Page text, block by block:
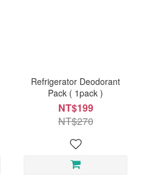
Refrigerator Deodorant
Pack ( 1pack )
NT$199
NT$270